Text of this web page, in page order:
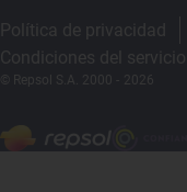
Política de privacidad
Condiciones del servicio
© Repsol S.A. 2000 - 2026